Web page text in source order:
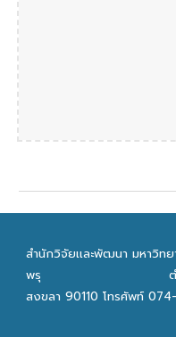
สำนักวิจัยเเละพัฒนา มหาวิ
พรุ
ตำบลคอหงส์
สงขลา 90110 โทรศัพท์